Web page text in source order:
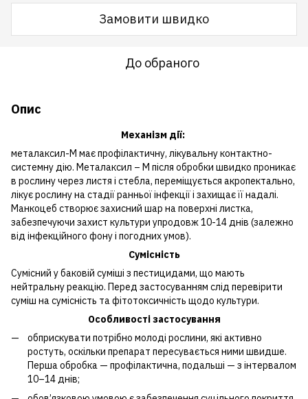
Замовити швидко
До обраного
Опис
Механізм дії:
металаксил-М має профілактичну, лікувальну контактно-
системну дію. Металаксил – М після обробки швидко проникає
в рослину через листя і стебла, переміщується акропектально,
лікує рослину на стадії ранньої інфекції і захищає її надалі.
Манкоцеб створює захисний шар на поверхні листка,
забезпечуючи захист культури упродовж 10-14 днів (залежно
від інфекційного фону і погодних умов).
Сумісність
Сумісний у баковій суміші з пестицидами, що мають
нейтральну реакцію. Перед застосуванням слід перевірити
суміш на сумісність та фітотоксичність щодо культури.
Особливості застосування
обприскувати потрібно молоді рослини, які активно
ростуть, оскільки препарат пересувається ними швидше.
Перша обробка — профілактична, подальші — з інтервалом
10–14 днів;